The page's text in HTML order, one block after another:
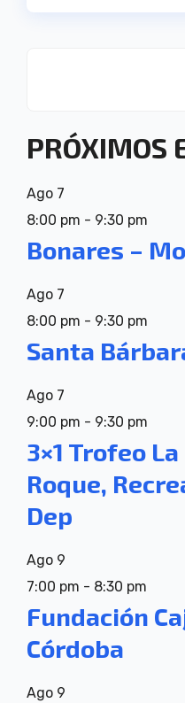
PRÓXIMOS
Ago 7
8:00 pm - 9:30 pm
Bonares –
Ago 7
8:00 pm - 9:30 pm
Santa
Ago 7
9:00 pm - 9:30 pm
3×1 Trofeo
Roque,
Dep
Ago 9
7:00 pm - 8:30 pm
Fundación
Córdoba
Ago 9